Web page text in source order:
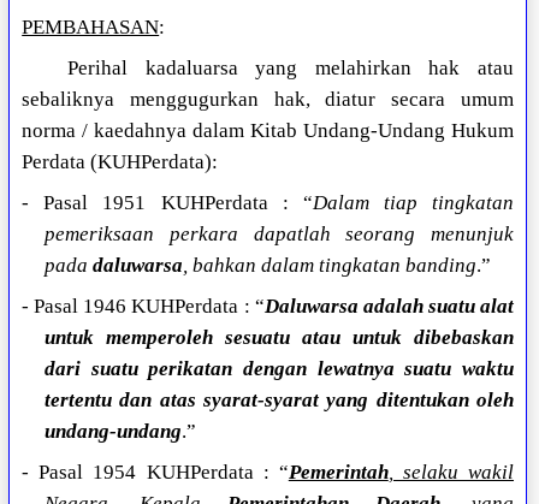
PEMBAHASAN:
Perihal kadaluarsa yang melahirkan hak atau
sebaliknya menggugurkan hak, diatur secara umum
norma / kaedahnya dalam Kitab Undang-Undang Hukum
Perdata (KUHPerdata):
- Pasal 1951 KUHPerdata : “Dalam tiap tingkatan
pemeriksaan perkara dapatlah seorang menunjuk
padadaluwarsa, bahkan dalam tingkatan banding.”
- Pasal 1946 KUHPerdata : “Daluwarsa adalah suatu alat
untuk memperoleh sesuatu atau untuk dibebaskan
dari suatu perikatan dengan lewatnya suatu waktu
tertentu dan atas syarat-syarat yang ditentukan oleh
undang-undang.”
- Pasal 1954 KUHPerdata : “Pemerintah, selaku wakil